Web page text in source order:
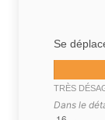
Se
TRÈS
Dans le